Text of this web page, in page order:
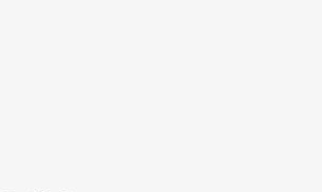
必須要取得某種類似會員證的東